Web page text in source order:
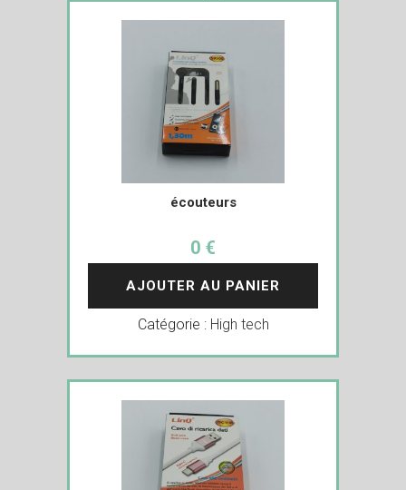
écouteurs
0 €
AJOUTER AU PANIER
Catégorie : High tech